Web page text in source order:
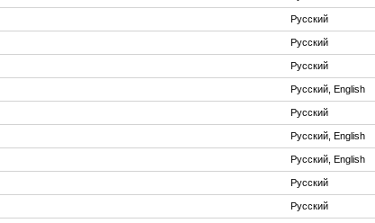
Русский
Русский
Русский
Русский, English
Русский
Русский, English
Русский, English
Русский
Русский